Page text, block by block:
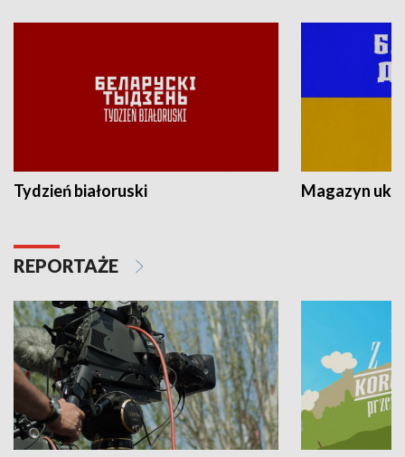
Tydzień białoruski Magazyn
REPORTAŻE